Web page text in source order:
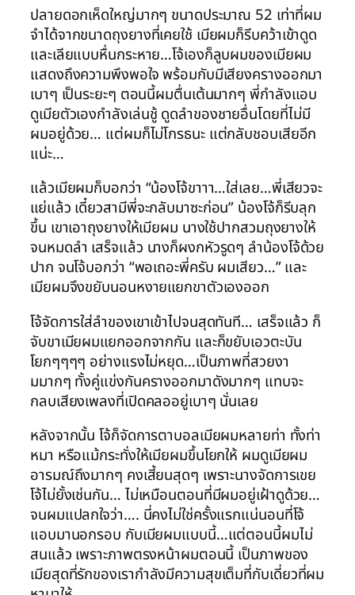
ปลายดอกเห็ดใหญ่มากๆ ขนาดประมาณ 52 เท่าที่ผม
จำได้จากขนาดถุงยางที่เคยใช้ เมียผมก็รีบคว้าเข้าดูด
และเลียแบบหื่นกระหาย…โจ้เองก็ลูบผมของเมียผม
แสดงถึงความพึงพอใจ พร้อมกับมีเสียงครางออกมา
เบาๆ เป็นระยะๆ ตอนนี้ผมตื่นเต้นมากๆ พี่กำลังแอบ
ดูเมียตัวเองกำลังเล่นชู้ ดูดลำของชายอื่นโดยที่ไม่มี
ผมอยู่ด้วย… แต่ผมก็ไม่โกรธนะ แต่กลับชอบเสียอีก
แน่ะ…
แล้วเมียผมก็บอกว่า “น้องโจ้ขาาา…ใส่เลย…พี่เสียวจะ
แย่แล้ว เดี๋ยวสามีพี่จะกลับมาซะก่อน” น้องโจ้ก็รีบลุก
ขึ้น เขาเอาถุงยางให้เมียผม นางใช้ปากสวมถุงยางให้
จนหมดลำ เสร็จแล้ว นางก็ผงกหัวรูดๆ ลำน้องโจ้ด้วย
ปาก จนโจ้บอกว่า “พอเถอะพี่ครับ ผมเสียว…” และ
เมียผมจึงขยับนอนหงายแยกขาตัวเองออก
โจ้จัดการใส่ลำของเขาเข้าไปจนสุดทันที… เสร็จแล้ว ก็
จับขาเมียผมแยกออกจากกัน และก็ขยับเอวตะบัน
โยกๆๆๆๆ อย่างแรงไม่หยุด…เป็นภาพที่สวยงา
มมากๆ ทั้งคู่แข่งกันครางออกมาดังมากๆ แทบจะ
กลบเสียงเพลงที่เปิดคลออยู่เบาๆ นั่นเลย
หลังจากนั้น โจ้ก็จัดการตาบอลเมียผมหลายท่า ทั้งท่า
หมา หรือแม้กระทั่งให้เมียผมขึ้นโยกให้ ผมดูเมียผม
อารมณ์ถึงมากๆ คงเสี้ยนสุดๆ เพราะนางจัดการเขย
โจ้ไม่ยั้งเช่นกัน… ไม่เหมือนตอนที่มีผมอยู่เฝ้าดูด้วย…
จนผมแปลกใจว่า…. นี่คงไม่ใช่ครั้งแรกแน่นอนที่โจ้
แอบมานอกรอบ กับเมียผมแบบนี้…แต่ตอนนี้ผมไม่
สนแล้ว เพราะภาพตรงหน้าผมตอนนี้ เป็นภาพของ
เมียสุดที่รักของเรากำลังมีความสุขเต็มที่กับเดี่ยวที่ผม